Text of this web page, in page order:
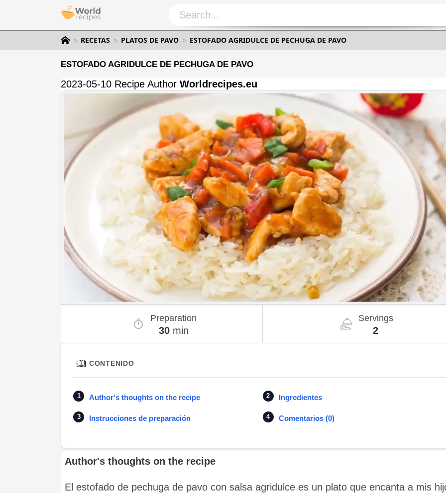
RECETAS PLATOS DE PAVO ESTOFADO AGRIDULCE DE PECHUGA DE PAVO
ESTOFADO AGRIDULCE DE PECHUGA DE PAVO
2023-05-10 Recipe Author Worldrecipes.eu
Preparation
30min
Servings
2
CONTENIDO
Author's thoughts on the recipe Ingredientes
Instrucciones de preparación Comentarios (0)
Author's thoughts on the recipe
El estofado de pechuga de pavo con salsa agridulce es un plato que encanta a mis